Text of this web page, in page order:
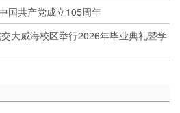
国共产党成立105周年
大威海校区举行2026年毕业典礼暨学